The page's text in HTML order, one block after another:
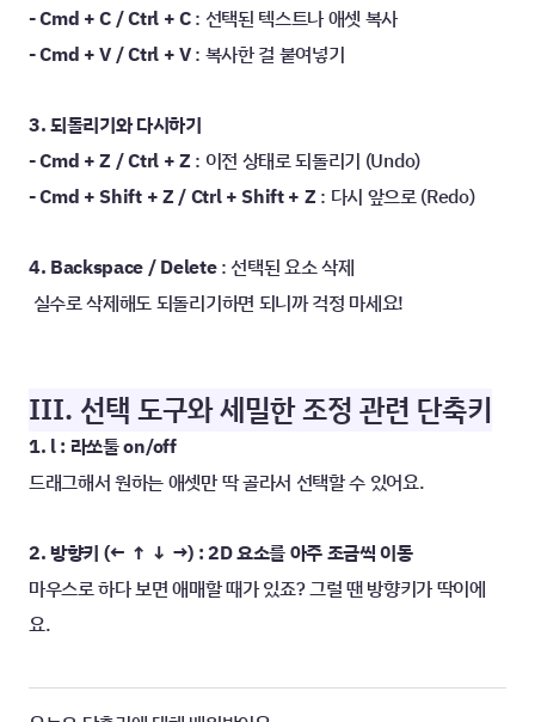
- Cmd + C / Ctrl + C : 선택된 텍스트나 애셋 복사
- Cmd + V / Ctrl + V : 복사한 걸 붙여넣기
3. 되돌리기와 다시하기
- Cmd + Z / Ctrl + Z : 이전 상태로 되돌리기 (Undo)
- Cmd + Shift + Z / Ctrl + Shift + Z : 다시 앞으로 (Redo)
4. Backspace / Delete : 선택된 요소 삭제
실수로 삭제해도 되돌리기하면 되니까 걱정 마세요!
III. 선택 도구와 세밀한 조정 관련 단축키
1. l : 라쏘툴 on/off
드래그해서 원하는 애셋만 딱 골라서 선택할 수 있어요.
2. 방향키 (← ↑ ↓ →) : 2D 요소를 아주 조금씩 이동
마우스로 하다 보면 애매할 때가 있죠? 그럴 땐 방향키가 딱이에
요.